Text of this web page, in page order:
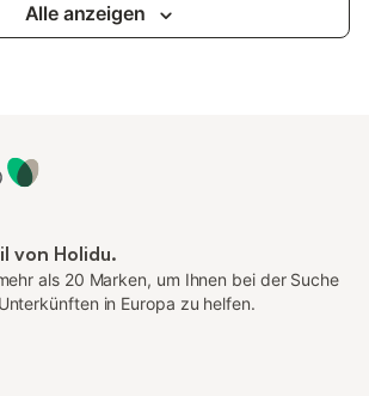
Alle anzeigen
von Holidu.
als 20 Marken, um Ihnen bei der Suche
in Europa zu helfen.